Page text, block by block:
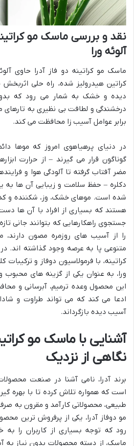
نقد و بررسی ماسک مو
آلوئه ورا
ماسک مو کراتینه دو فاز آدرا حاوی
کراتین هیدرولیز شده، راه حلی
دیده و خشک به شمار می رود که
درخشندگی و لطافت بی نظیری به تارهای
برابر عوامل آسیب زا محافظت می کند.
در دنیای پرهیاهوی امروز که موها
گوناگون قرار می گیرند – از حرارت
مضر آفتاب گرفته تا آلودگی هوا و
دکلره – حفظ سلامت و زیبایی آن ها
شده است. موهای خشک، وز، شکننده و
هستند که بسیاری از افراد با آن ها
جستجوی راهکارهایی که بتوانند جانی
را از آسیب های روزمره مصون دارند،
متنوعی پا به عرصه وجود گذاشته اند.
کراتینه، با فرمولاسیون دوفاز و ترکیبات
ورا، به عنوان یکی از گزینه های
این محصول وعده ترمیم، آبرسانی و
ادعا می کند که می تواند طراوت و
آسیب دیده بازگرداند.
آشنایی با ماسک مو
نگاهی از نزدیک
برند آدرا، نامی آشنا در صنعت
است که همواره تلاش کرده تا با بهره
طبیعی، محصولاتی کارآمد و مقرون به
مو دوفاز آدرا، یکی از پرفروش ترین
رود که توجه بسیاری از کاربران را
ماسک، از دسته محصولات بدون نیاز به